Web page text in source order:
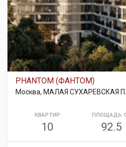
PHANTOM (ФАНТОМ)
Москва, МАЛАЯ СУХАРЕВСКАЯ
КВАРТИР
10
ПЛОЩАДЬ
92.5